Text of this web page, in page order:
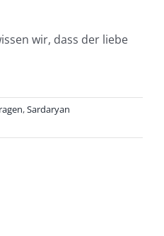
wir, dass der liebe
,Sardaryan